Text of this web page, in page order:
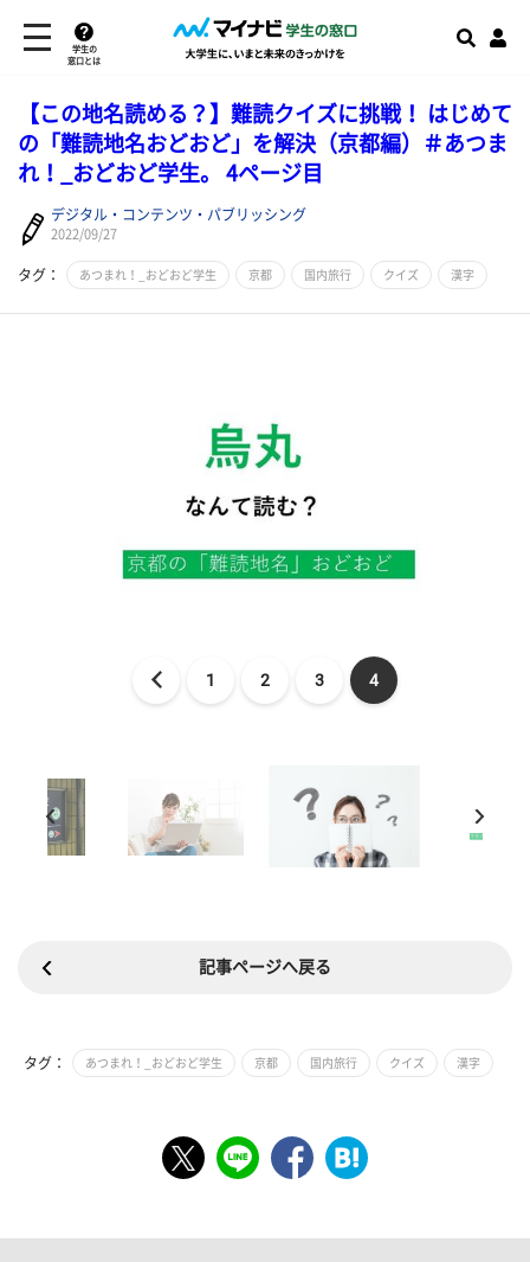
学生の
窓口とは
【この地名読める？】難読クイズに挑戦！ はじめて
の「難読地名おどおど」を解決（京都編）＃あつま
れ！_おどおど学生。 4ページ目
デジタル・コンテンツ・パブリッシング
2022/09/27
タグ： あつまれ！_おどおど学生 京都 国内旅行 クイズ 漢字
1 2 3 4
記事ページへ戻る
タグ： あつまれ！_おどおど学生 京都 国内旅行 クイズ 漢字